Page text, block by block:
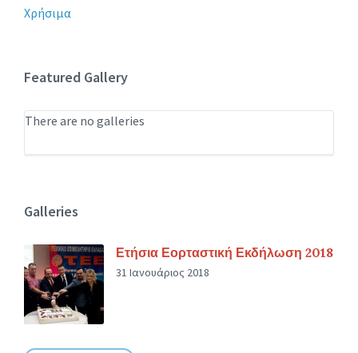
Χρήσιμα
Featured Gallery
There are no galleries
Galleries
Ετήσια Εορταστική Εκδήλωση 2018
31 Ιανουάριος 2018